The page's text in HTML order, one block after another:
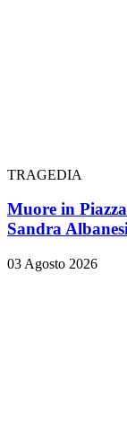
TRAGEDIA
Muore in
Sandra
03 Agosto 2026